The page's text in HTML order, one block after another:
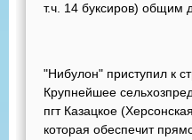
т.ч. 14 буксиров) общим
"Нибулон" приступил к
Крупнейшее
пгт Казацкое
которая обеспечит